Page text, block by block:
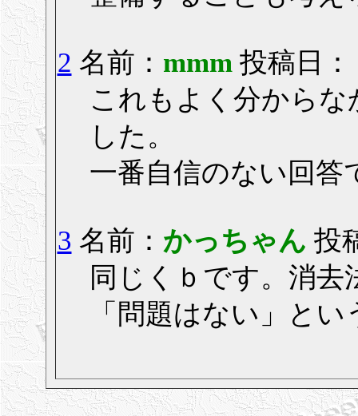
2 名前： mmm 投稿日：
これもよく分から
した。
一番自信のない回答
3 名前： かっちゃん 投
同じくｂです。消
「問題はない」と